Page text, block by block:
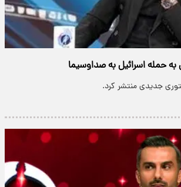
به حمله اسرائیل به صدا‌‌وسیما
جدیدی منتشر کرد.